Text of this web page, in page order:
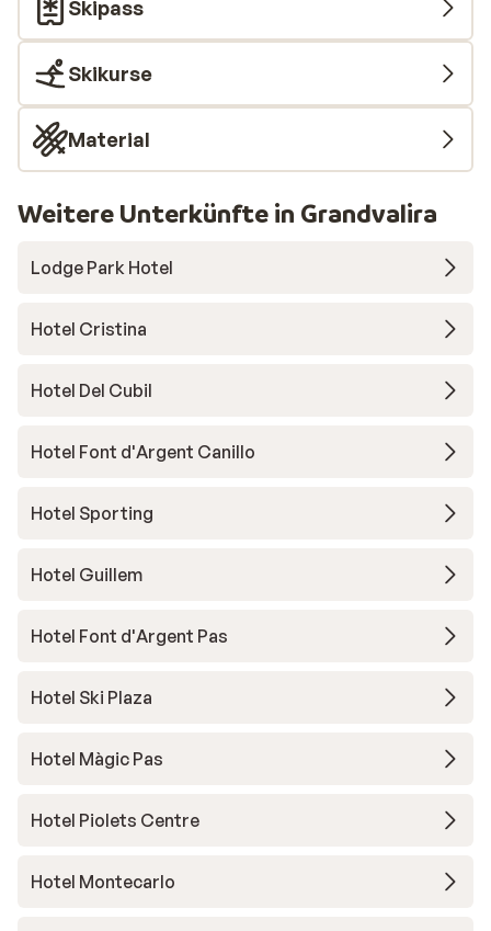
Skipass
Skikurse
Material
Weitere Unterkünfte in Grandvalira
Lodge Park Hotel
Hotel Cristina
Hotel Del Cubil
Hotel Font d'Argent Canillo
Hotel Sporting
Hotel Guillem
Hotel Font d'Argent Pas
Hotel Ski Plaza
Hotel Màgic Pas
Hotel Piolets Centre
Hotel Montecarlo